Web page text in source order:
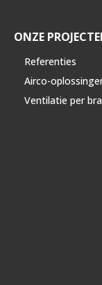
ONZE
Referenties
Airco-
Ventilatie per